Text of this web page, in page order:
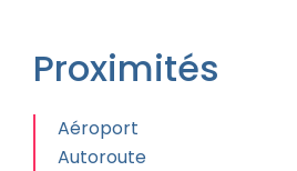
Proximités
Aéroport
Autoroute